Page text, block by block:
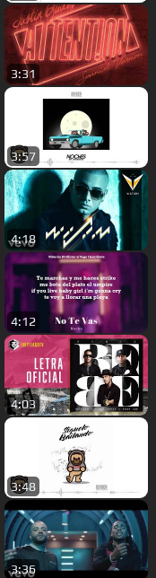
3:31
3:57
4:18
4:12
4:03
3:48
3:36